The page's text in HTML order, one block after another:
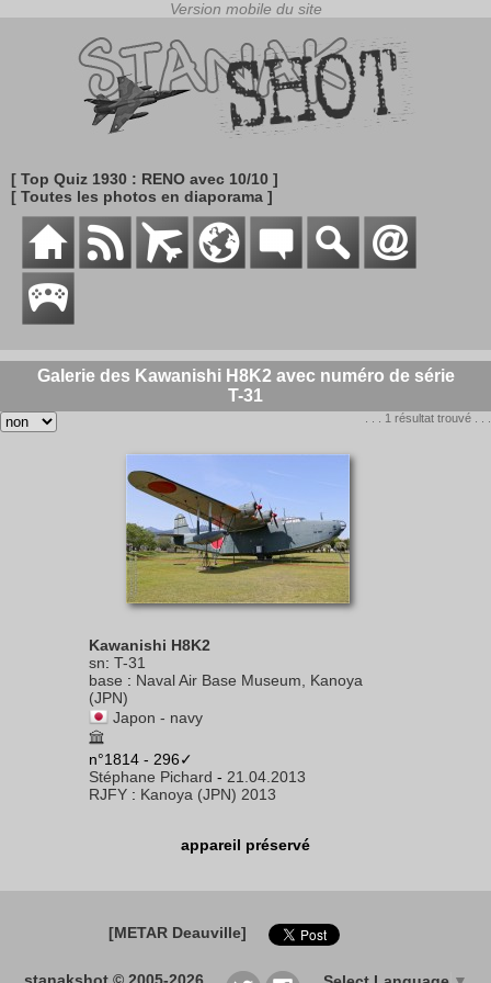
[ Top Quiz 1930 : RENO avec 10/10 ]
[ Toutes les photos en diaporama ]
Galerie des Kawanishi H8K2 avec numéro de série
T-31
. . . 1 résultat trouvé . . .
Kawanishi H8K2
sn: T-31
base : Naval Air Base Museum, Kanoya
(JPN)
Japon - navy
n°1814 - 296✓
Stéphane Pichard - 21.04.2013
RJFY : Kanoya (JPN) 2013
appareil préservé
[METAR Deauville]